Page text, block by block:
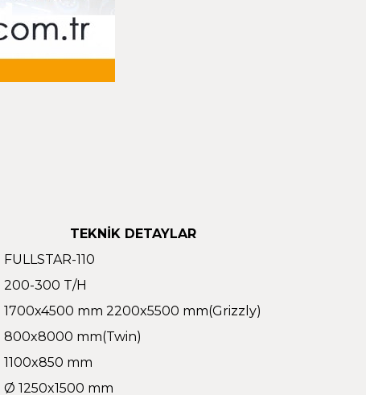
TEKNİK DETAYLAR
FULLSTAR-110
200-300 T/H
1700x4500 mm 2200x5500 mm(Grizzly)
800x8000 mm(Twin)
1100x850 mm
Ø 1250x1500 mm